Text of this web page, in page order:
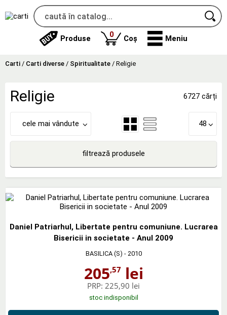
Produse 0produse
Coș Meniu
Carti / Carti diverse / Spiritualitate / Religie
Religie 6727 cărți
cele mai vândute 48
filtrează produsele
Daniel Patriarhul, Libertate pentru comuniune. Lucrarea
Bisericii in societate - Anul 2009
BASILICA (S) - 2010
205,57lei
PRP: 225,90 lei
stoc indisponibil